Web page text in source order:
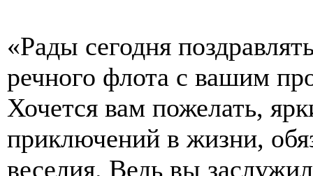
«Рады сегодня
речного флота с вашим
Хочется вам пожелать,
приключений в жизни,
веселия. Ведь вы